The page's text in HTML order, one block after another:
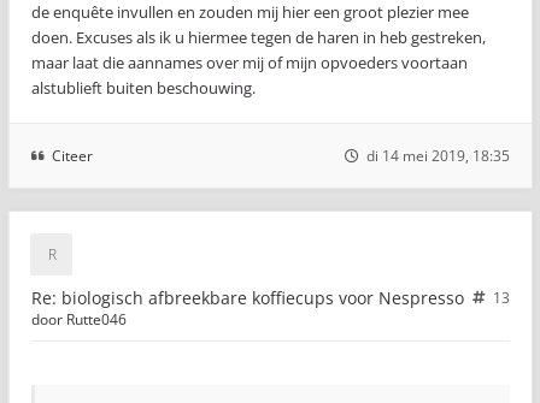
de enquête invullen en zouden mij hier een groot plezier mee
doen. Excuses als ik u hiermee tegen de haren in heb gestreken,
maar laat die aannames over mij of mijn opvoeders voortaan
alstublieft buiten beschouwing.
Citeer di 14 mei 2019, 18:35
Re: biologisch afbreekbare koffiecups voor Nespresso
13
door Rutte046